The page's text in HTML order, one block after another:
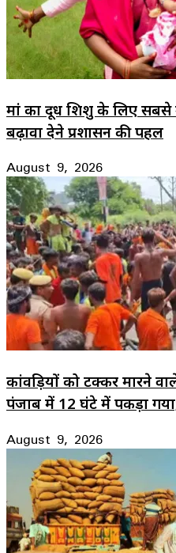
मां का दूध शिशु के लिए सबसे
बढ़ावा देने प्रशासन की पहल
August 9, 2026
कांवड़ियों को टक्कर मारने
पंजाब में 12 घंटे में पकड़ा
August 9, 2026